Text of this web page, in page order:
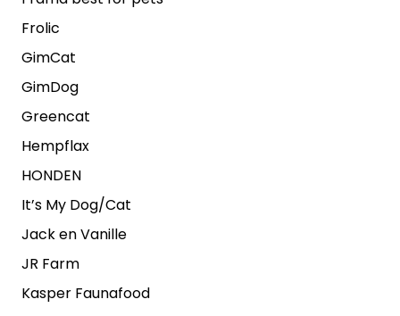
Frolic
GimCat
GimDog
Greencat
Hempflax
HONDEN
It’s My Dog/Cat
Jack en Vanille
JR Farm
Kasper Faunafood